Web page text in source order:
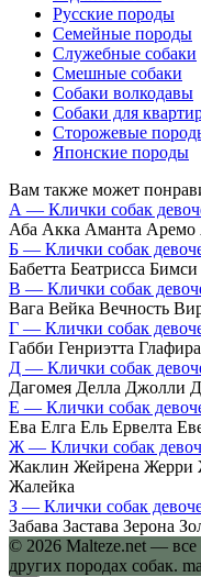
Русские породы
Семейные породы
Служебные собаки
Смешные собаки
Собаки волкодавы
Собаки для
Сторожевые
Японские породы
Вам также может
А — Клички собак
Аба Акка Аманта
Б — Клички собак
Бабетта Беатрисса
В — Клички собак
Вага Вейка Вечность
Г — Клички собак
Габби Генриэтта
Д — Клички собак
Дагомея Делла Джолли
Е — Клички собак
Ева Елга Ель Ервелта
Ж — Клички собак
Жаклин Жейрена
Жалейка
З — Клички собак
Забава Застава Зерона
© 2026 Malteze.net — все
других породах собак.